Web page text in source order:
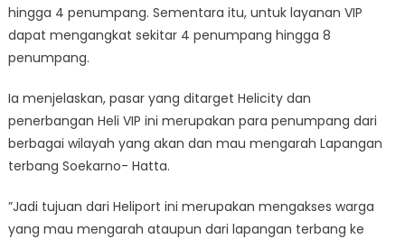
hingga 4 penumpang. Sementara itu, untuk layanan VIP
dapat mengangkat sekitar 4 penumpang hingga 8
penumpang.
Ia menjelaskan, pasar yang ditarget Helicity dan
penerbangan Heli VIP ini merupakan para penumpang dari
berbagai wilayah yang akan dan mau mengarah Lapangan
terbang Soekarno- Hatta.
”Jadi tujuan dari Heliport ini merupakan mengakses warga
yang mau mengarah ataupun dari lapangan terbang ke